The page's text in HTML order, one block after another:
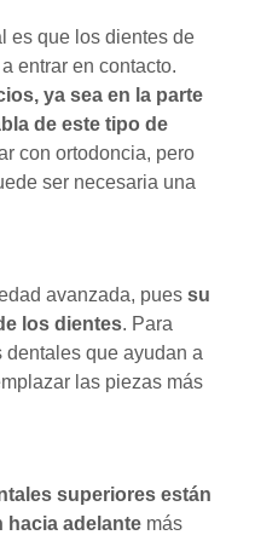
es que los dientes de
entrar en contacto.
ya sea en la parte
de este tipo de
con ortodoncia, pero
ser necesaria una
avanzada, pues su
los dientes. Para
dentales que ayudan a
las piezas más
superiores están
hacia adelantemás